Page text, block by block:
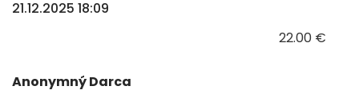
21.12.2025 18:09
22.00 €
Anonymný Darca